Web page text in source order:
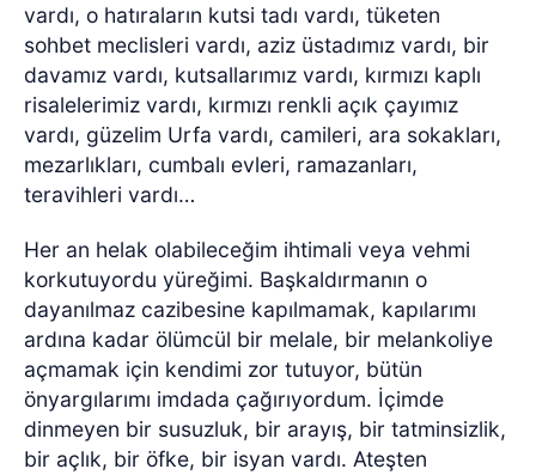
vardı, o hatıraların kutsi tadı vardı, tüketen
sohbet meclisleri vardı, aziz üstadımız vardı, bir
davamız vardı, kutsallarımız vardı, kırmızı kaplı
risalelerimiz vardı, kırmızı renkli açık çayımız
vardı, güzelim Urfa vardı, camileri, ara sokakları,
mezarlıkları, cumbalı evleri, ramazanları,
teravihleri vardı…
Her an helak olabileceğim ihtimali veya vehmi
korkutuyordu yüreğimi. Başkaldırmanın o
dayanılmaz cazibesine kapılmamak, kapılarımı
ardına kadar ölümcül bir melale, bir melankoliye
açmamak için kendimi zor tutuyor, bütün
önyargılarımı imdada çağırıyordum. İçimde
dinmeyen bir susuzluk, bir arayış, bir tatminsizlik,
bir açlık, bir öfke, bir isyan vardı. Ateşten